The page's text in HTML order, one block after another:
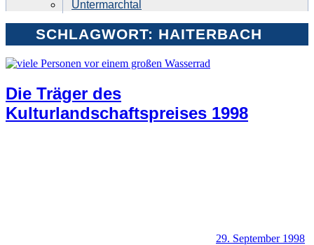
Untermarchtal
SCHLAGWORT: HAITERBACH
Die Träger des
Kulturlandschaftspreises 1998
29. September 1998